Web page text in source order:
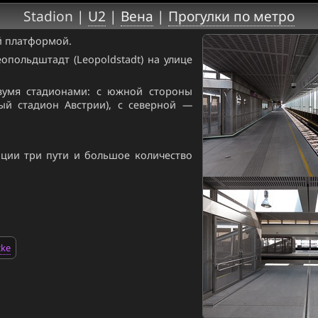
Stadion | U2 | Вена | Прогулки по метро
платформой.
(Leopoldstadt) на улице
стадионами: с южной стороны
стадион Австрии), с северной —
три пути и большое количество